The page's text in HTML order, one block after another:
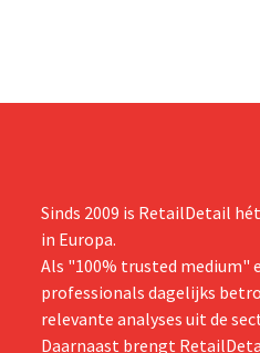
Sinds 2009 is RetailDetail
in Europa.
Als "100% trusted
professionals dagelijks
relevante analyses uit de
Daarnaast brengt